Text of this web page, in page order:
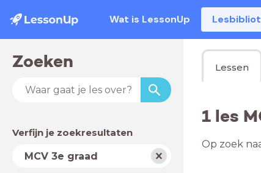
Wat is LessonUp
Zoeken
Verfijn je zoekresultaten
VakMCV 3e graad
Lessen
1 les
Op zoek